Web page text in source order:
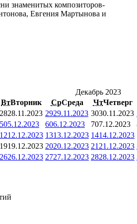
знаменитых композиторов-
Евгения Мартынова и
Декабрь 2023
ВтВторник СрСреда ЧтЧетверг
2828.11.2023 2929.11.2023 3030.11.2023
505.12.2023 606.12.2023 707.12.2023
1212.12.2023 1313.12.2023 1414.12.2023
1919.12.2023 2020.12.2023 21 21.12.2023
2626.12.2023 2727.12.2023 2828.12.2023